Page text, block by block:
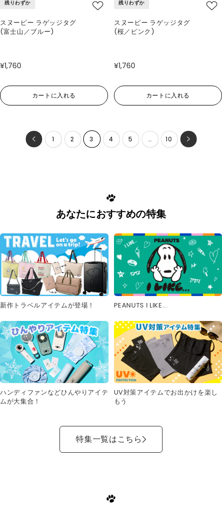
残りわずか
スヌーピー ラゲッジタグ
(富士山／ブルー)
¥1,760
カートに入れる
残りわずか
スヌーピー ラゲッジタグ
(桜／ピンク)
¥1,760
カートに入れる
1 2 3 4 5 … 10
あなたにおすすめの特集
新作トラベルアイテムが登場！ PEANUTS I LIKE...
ハンディファンなどひんやりアイテ
ムが大集合！
UV対策アイテムでお出かけを楽し
もう
特集一覧はこちら